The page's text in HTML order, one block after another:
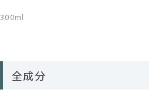
ヒマワリ種子油・ダイズ油・シア脂
脂、ステアリン酸グリセリル、シクロヘ
キ、ルグリセリン、カプリル酸グリセリル、
300ml
全成分